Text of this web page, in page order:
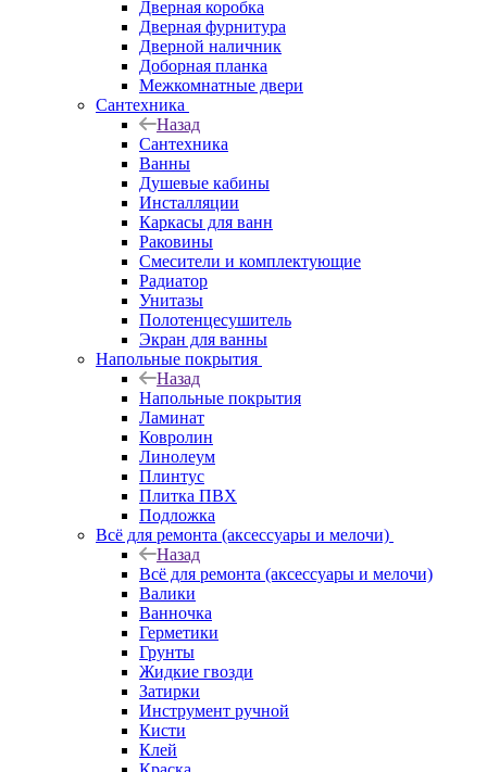
Дверная коробка
Дверная фурнитура
Дверной наличник
Доборная планка
Межкомнатные двери
Сантехника
Назад
Сантехника
Ванны
Душевые кабины
Инсталляции
Каркасы для ванн
Раковины
Смесители и комплектующие
Радиатор
Унитазы
Полотенцесушитель
Экран для ванны
Напольные покрытия
Назад
Напольные покрытия
Ламинат
Ковролин
Линолеум
Плинтус
Плитка ПВХ
Подложка
Всё для ремонта (аксессуары и мелочи)
Назад
Всё для ремонта (аксессуары и мелочи)
Валики
Ванночка
Герметики
Грунты
Жидкие гвозди
Затирки
Инструмент ручной
Кисти
Клей